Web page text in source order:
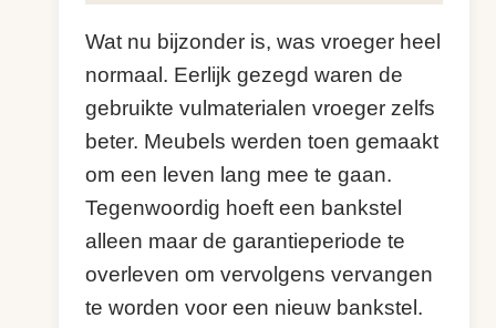
Wat nu bijzonder is, was vroeger heel
normaal. Eerlijk gezegd waren de
gebruikte vulmaterialen vroeger zelfs
beter. Meubels werden toen gemaakt
om een leven lang mee te gaan.
Tegenwoordig hoeft een bankstel
alleen maar de garantieperiode te
overleven om vervolgens vervangen
te worden voor een nieuw bankstel.